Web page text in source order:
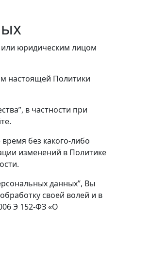
юридическим лицом
настоящей Политики
в частности при
без какого-либо
изменений в Политике
данных”, Вы
своей волей и в
Э 152-ФЗ «О